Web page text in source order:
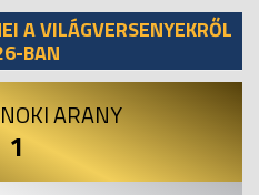
A VILÁGVERSENYEKRŐL
BAN
ARANY
1